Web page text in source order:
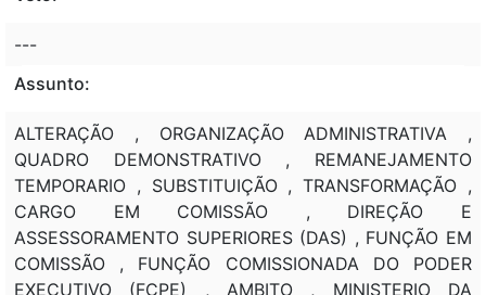
---
Assunto:
ALTERAÇÃO , ORGANIZAÇÃO ADMINISTRATIVA ,
QUADRO DEMONSTRATIVO , REMANEJAMENTO
TEMPORARIO , SUBSTITUIÇÃO , TRANSFORMAÇÃO ,
CARGO EM COMISSÃO , DIREÇÃO E
ASSESSORAMENTO SUPERIORES (DAS) , FUNÇÃO EM
COMISSÃO , FUNÇÃO COMISSIONADA DO PODER
EXECUTIVO (FCPE) , AMBITO , MINISTERIO DA